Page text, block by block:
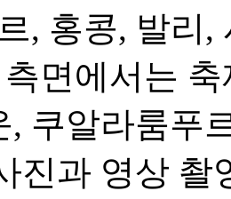
, 홍콩, 발리
면에서는
, 쿠알라룸푸
진과 영상